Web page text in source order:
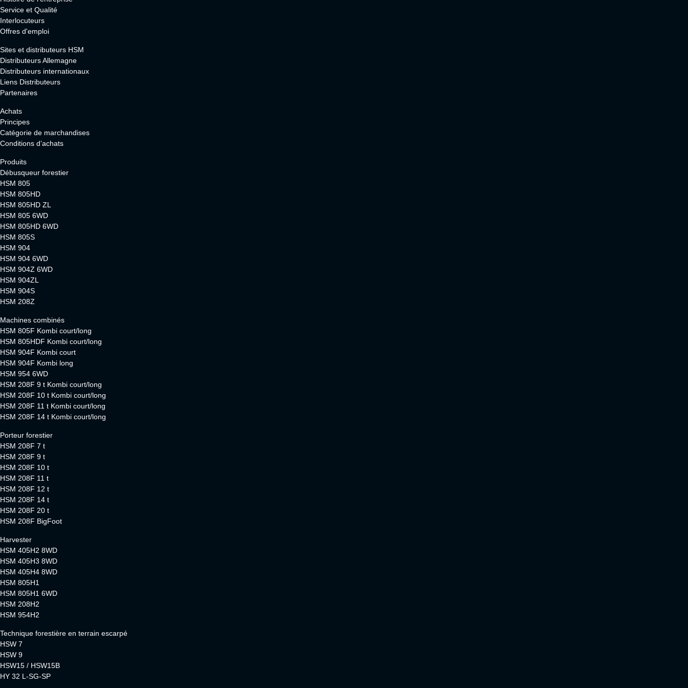
Service et Qualité
Interlocuteurs
Offres d'emploi
Sites et distributeurs HSM
Distributeurs Allemagne
Distributeurs internationaux
Liens Distributeurs
Partenaires
Achats
Principes
Catégorie de marchandises
Conditions d’achats
Produits
Débusqueur forestier
HSM 805
HSM 805HD
HSM 805HD ZL
HSM 805 6WD
HSM 805HD 6WD
HSM 805S
HSM 904
HSM 904 6WD
HSM 904Z 6WD
HSM 904ZL
HSM 904S
HSM 208Z
Machines combinés
HSM 805F Kombi court/long
HSM 805HDF Kombi court/long
HSM 904F Kombi court
HSM 904F Kombi long
HSM 954 6WD
HSM 208F 9 t Kombi court/long
HSM 208F 10 t Kombi court/long
HSM 208F 11 t Kombi court/long
HSM 208F 14 t Kombi court/long
Porteur forestier
HSM 208F 7 t
HSM 208F 9 t
HSM 208F 10 t
HSM 208F 11 t
HSM 208F 12 t
HSM 208F 14 t
HSM 208F 20 t
HSM 208F BigFoot
Harvester
HSM 405H2 8WD
HSM 405H3 8WD
HSM 405H4 8WD
HSM 805H1
HSM 805H1 6WD
HSM 208H2
HSM 954H2
Technique forestière en terrain escarpé
HSW 7
HSW 9
HSW15 / HSW15B
HY 32 L-SG-SP